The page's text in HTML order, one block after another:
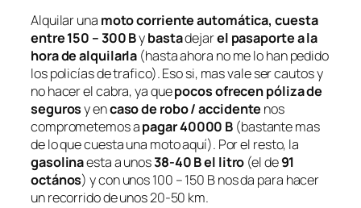
Alquilar una moto corriente automática, cuesta
entre 150 – 300 Bybastadejarel pasaporte a la
hora de alquilarla (hasta ahora no me lo han pedido
los policías de trafico). Eso si, mas vale ser cautos y
no hacer el cabra, ya quepocos ofrecen póliza de
segurosy encaso de robo / accidente nos
comprometemos apagar 40000 B (bastante mas
de lo que cuesta una moto aquí). Por el resto, la
gasolinaesta a unos38-40 B el litro (el de91
octános) y con unos 100 – 150 B nos da para hacer
un recorrido de unos 20-50 km.